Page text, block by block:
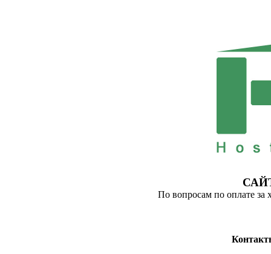
По вопросам по оплате за